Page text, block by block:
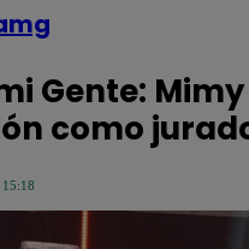
Gente:
como
15:18